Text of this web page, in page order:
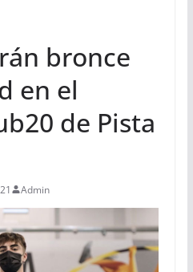
bronce
en el
de Pista
Admin